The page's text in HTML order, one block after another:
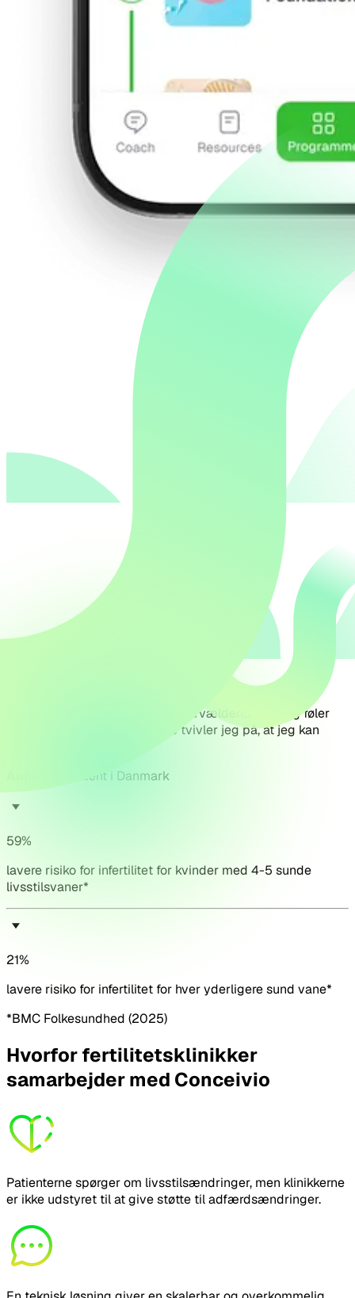
Fertilitetsrejsen er ekstremt overvældende, og jeg føler
mig magtesløs - nogle gange tvivler jeg på, at jeg kan
IVF-klient i Danmark
59%
lavere risiko for infertilitet for kvinder med 4-5 sunde
livsstilsvaner*
21%
lavere risiko for infertilitet for hver yderligere sund vane*
*BMC Folkesundhed (2025)
Hvorfor fertilitetsklinikker
samarbejder med Conceivio
Patienterne spørger om livsstilsændringer, men klinikkerne
er ikke udstyret til at give støtte til adfærdsændringer.